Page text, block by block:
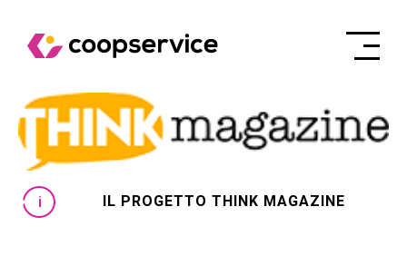
IL PROGETTO THINK MAGAZINE